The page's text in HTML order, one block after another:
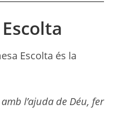
Escolta és la
l’ajuda de Déu, fer